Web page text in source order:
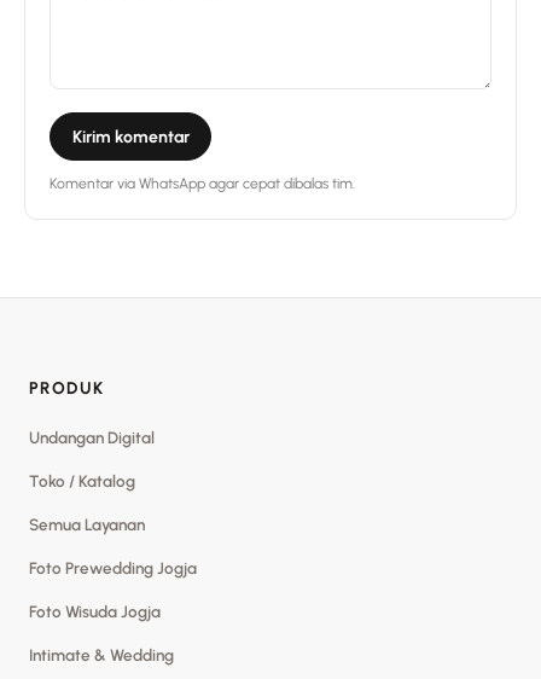
Kirim komentar
Komentar via WhatsApp agar cepat dibalas tim.
PRODUK
Undangan Digital
Toko / Katalog
Semua Layanan
Foto Prewedding Jogja
Foto Wisuda Jogja
Intimate & Wedding